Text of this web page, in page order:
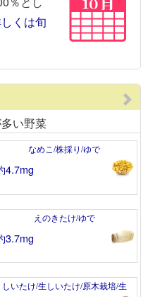
くは旬
い野菜
なめこ/株採り/ゆで
4.7mg
えのきたけ/ゆで
3.7mg
しいたけ/生しいたけ/原木栽培/生